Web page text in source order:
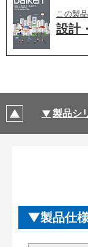
この製
設計
製品シ
製品仕